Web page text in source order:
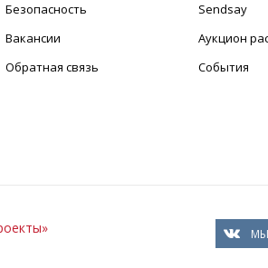
Безопасность
Вакансии
Обратная связь
Sendsay
Аукцион
События